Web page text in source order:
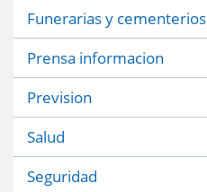
Funerarias y cementerios
Prensa informacion
Prevision
Salud
Seguridad